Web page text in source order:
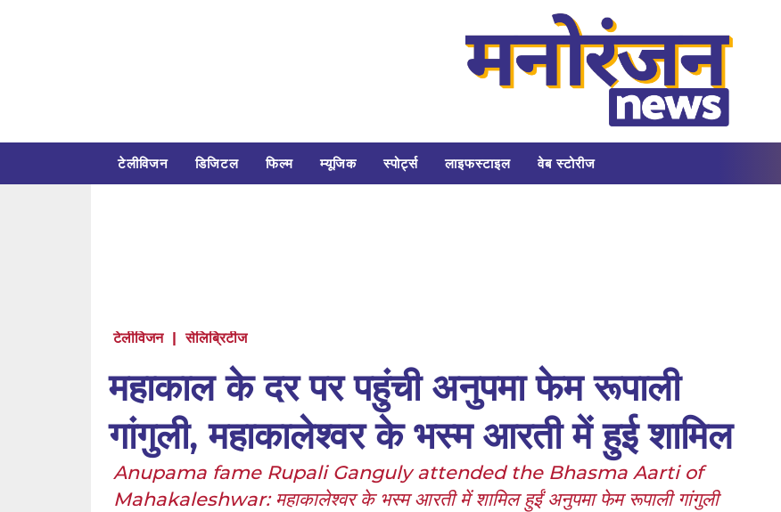
टेलीविजन डिजिटल फिल्म म्यूजिक स्पोर्ट्स लाइफस्टाइल वेब स्टोरीज
टेलीविजन | सेलिब्रिटीज
महाकाल के दर पर पहुंची अनुपमा फेम रूपाली
गांगुली, महाकालेश्वर के भस्म आरती में हुई शामिल
Anupama fame Rupali Ganguly attended the Bhasma Aarti of
Mahakaleshwar: महाकालेश्वर के भस्म आरती में शामिल हुईं अनुपमा फेम रूपाली गांगुली